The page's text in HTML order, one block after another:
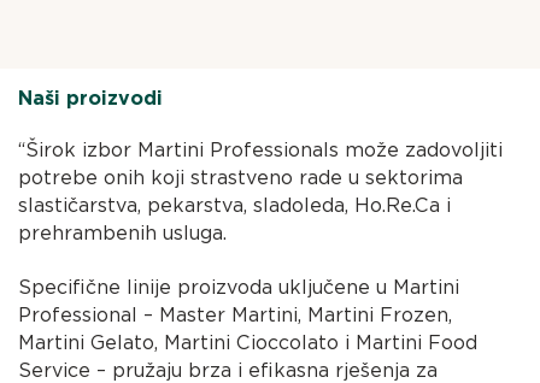
Naši proizvodi
“Širok izbor Martini Professionals može zadovoljiti
potrebe onih koji strastveno rade u sektorima
slastičarstva, pekarstva, sladoleda, Ho.Re.Ca i
prehrambenih usluga.
Specifične linije proizvoda uključene u Martini
Professional – Master Martini, Martini Frozen,
Martini Gelato, Martini Cioccolato i Martini Food
Service – pružaju brza i efikasna rješenja za